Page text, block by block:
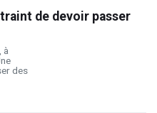
de devoir passer
à
des